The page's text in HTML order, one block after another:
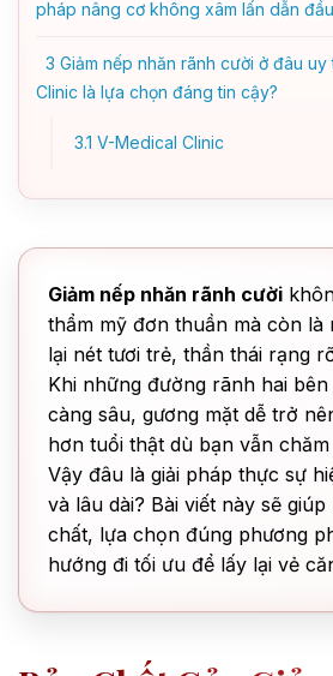
pháp nâng cơ không xâm lấn dẫn
3 Giảm nếp nhăn rãnh cười ở đâu
Clinic là lựa chọn đáng tin cậy?
3.1 V-Medical Clinic
Giảm nếp nhăn rãnh cười
thẩm mỹ đơn thuần mà còn là
lại nét tươi trẻ, thần thái rạng
Khi những đường rãnh hai
càng sâu, gương mặt dễ trở
hơn tuổi thật dù bạn vẫn
Vậy đâu là giải pháp thực sự
và lâu dài? Bài viết này sẽ
chất, lựa chọn đúng phương
hướng đi tối ưu để lấy lại vẻ